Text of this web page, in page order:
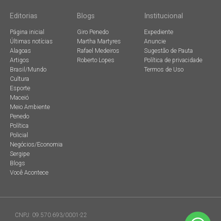
Editorias
Página inicial
Últimas notícias
Alagoas
Artigos
Brasil/Mundo
Cultura
Esporte
Maceió
Meio Ambiente
Penedo
Política
Policial
Negócios/Economia
Sergipe
Blogs
Você Acontece
Blogs
Giro Penedo
Martha Martyres
Rafael Medeiros
Roberto Lopes
Institucional
Expediente
Anuncie
Sugestão de Pauta
Política de privacidade
Termos de Uso
CNPJ: 09.570.693/0001-22